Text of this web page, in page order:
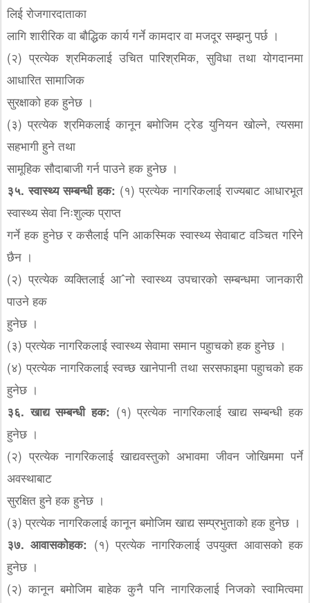
लिई रोजगारदाताका
लागि शारीरिक वा बौद्धिक कार्य गर्ने कामदार वा मजदूर सम्झनु पर्छ ।
(२) प्रत्येक श्रमिकलाई उचित पारिश्रमिक, सुविधा तथा योगदानमा
आधारित सामाजिक
सुरक्षाको हक हुनेछ ।
(३) प्रत्येक श्रमिकलाई कानून बमोजिम ट्रेड युनियन खोल्ने, त्यसमा
सहभागी हुने तथा
सामूहिक सौदाबाजी गर्न पाउने हक हुनेछ ।
३५. स्वास्थ्य सम्बन्धी हक: (१) प्रत्येक नागरिकलाई राज्यबाट आधारभूत
स्वास्थ्य सेवा निःशुल्क प्राप्त
गर्ने हक हुनेछ र कसैलाई पनि आकस्मिक स्वास्थ्य सेवाबाट वञ्चित गरिने
छैन ।
(२) प्रत्येक व्यक्तिलाई आˆनो स्वास्थ्य उपचारको सम्बन्धमा जानकारी
पाउने हक
हुनेछ ।
(३) प्रत्येक नागरिकलाई स्वास्थ्य सेवामा समान पहुाचको हक हुनेछ ।
(४) प्रत्येक नागरिकलाई स्वच्छ खानेपानी तथा सरसफाइमा पहुाचको हक
हुनेछ ।
३६. खाद्य सम्बन्धी हक: (१) प्रत्येक नागरिकलाई खाद्य सम्बन्धी हक
हुनेछ ।
(२) प्रत्येक नागरिकलाई खाद्यवस्तुको अभावमा जीवन जोखिममा पर्ने
अवस्थाबाट
सुरक्षित हुने हक हुनेछ ।
(३) प्रत्येक नागरिकलाई कानून बमोजिम खाद्य सम्प्रभुताको हक हुनेछ ।
३७. आवासकोहक: (१) प्रत्येक नागरिकलाई उपयुक्त आवासको हक
हुनेछ ।
(२) कानून बमोजिम बाहेक कुनै पनि नागरिकलाई निजको स्वामित्वमा